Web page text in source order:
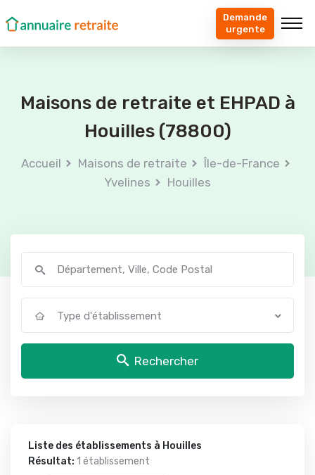
Demande
urgente
Maisons de retraite et EHPAD à
Houilles (78800)
Accueil Maisons de retraite
Île-de-France
Yvelines
Houilles
Type d'établissement
Rechercher
Liste des établissements à Houilles
Résultat: 1 établissement